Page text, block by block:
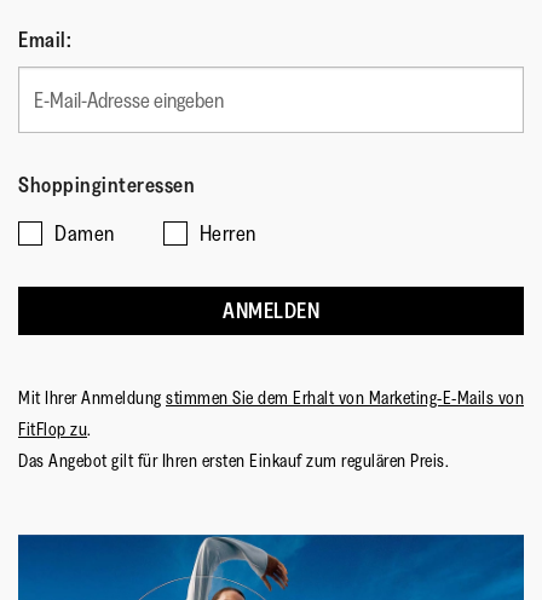
Email:
Shoppinginteressen
Damen
Herren
ANMELDEN
Mit Ihrer Anmeldung stimmen Sie dem Erhalt von Marketing-E-Mails von
FitFlop zu.
Das Angebot gilt für Ihren ersten Einkauf zum regulären Preis.